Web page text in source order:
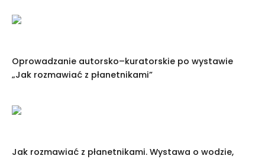
Oprowadzanie autorsko–kuratorskie po wystawie
„Jak rozmawiać z płanetnikami”
Jak rozmawiać z płanetnikami. Wystawa o wodzie,